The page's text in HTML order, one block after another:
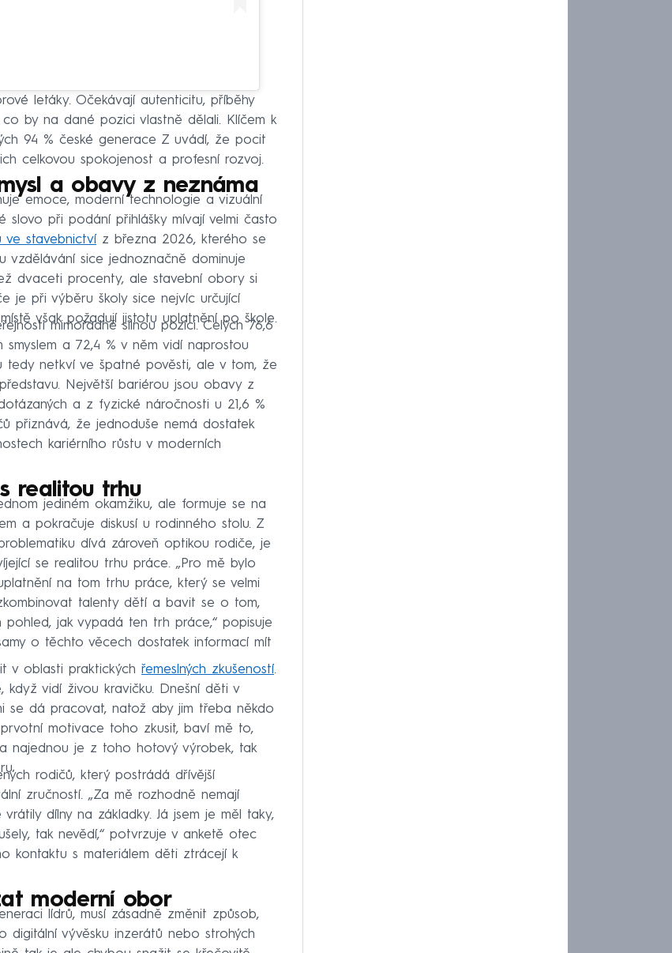
letáky. Očekávají autenticitu, příběhy
by na dané pozici vlastně dělali. Klíčem k
94 % české generace Z uvádí, že pocit
celkovou spokojenost a profesní rozvoj.
a obavy z neznáma
emoce, moderní technologie a vizuální
při podání přihlášky mívají velmi často
ve stavebnictví z března 2026, kterého se
vzdělávání sice jednoznačně dominuje
dvaceti procenty, ale stavební obory si
je při výběru školy sice nejvíc určující
však požadují jistotu uplatnění po škole.
mimořádně silnou pozici. Celých 76,6
a 72,4 % v něm vidí naprostou
tedy netkví ve špatné pověsti, ale v tom, že
Největší bariérou jsou obavy z
a z fyzické náročnosti u 21,6 %
přiznává, že jednoduše nemá dostatek
kariérního růstu v moderních
realitou trhu
jediném okamžiku, ale formuje se na
a pokračuje diskusí u rodinného stolu. Z
dívá zároveň optikou rodiče, je
se realitou trhu práce. „Pro mě bylo
na tom trhu práce, který se velmi
talenty dětí a bavit se o tom,
jak vypadá ten trh práce,“ popisuje
o těchto věcech dostatek informací mít
v oblasti praktických řemeslných zkušeností.
když vidí živou kravičku. Dnešní děti v
se dá pracovat, natož aby jim třeba někdo
motivace toho zkusit, baví mě to,
najednou je z toho hotový výrobek, tak
rodičů, který postrádá dřívější
zručností. „Za mě rozhodně nemají
dílny na základky. Já jsem je měl taky,
tak nevědí,“ potvrzuje v anketě otec
kontaktu s materiálem děti ztrácejí k
moderní obor
lídrů, musí zásadně změnit způsob,
digitální vývěsku inzerátů nebo strohých